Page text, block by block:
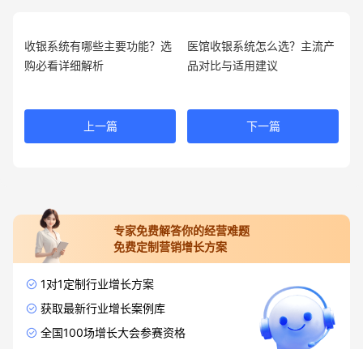
收银系统有哪些主要功能？选
购必看详细解析
上一篇
医馆收银系统怎么选？主流产
品对比与适用建议
下一篇
专家免费解答你的经营难题
免费定制营销增长方案
1对1定制行业增长方案
获取最新行业增长案例库
全国100场增长大会参赛资格